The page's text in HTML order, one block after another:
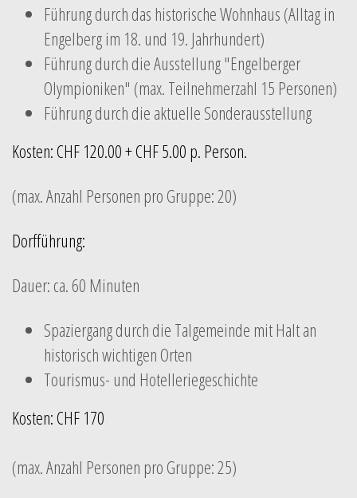
Führung durch das historische Wohnhaus (Alltag in
Engelberg im 18. und 19. Jahrhundert)
Führung durch die Ausstellung "Engelberger
Olympioniken" (max. Teilnehmerzahl 15 Personen)
Führung durch die aktuelle Sonderausstellung
Kosten: CHF 120.00 + CHF 5.00 p. Person.
(max. Anzahl Personen pro Gruppe: 20)
Dorfführung:
Dauer: ca. 60 Minuten
Spaziergang durch die Talgemeinde mit Halt an
historisch wichtigen Orten
Tourismus- und Hotelleriegeschichte
Kosten: CHF 170
(max. Anzahl Personen pro Gruppe: 25)